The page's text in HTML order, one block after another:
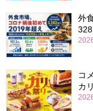
外
コ
カ